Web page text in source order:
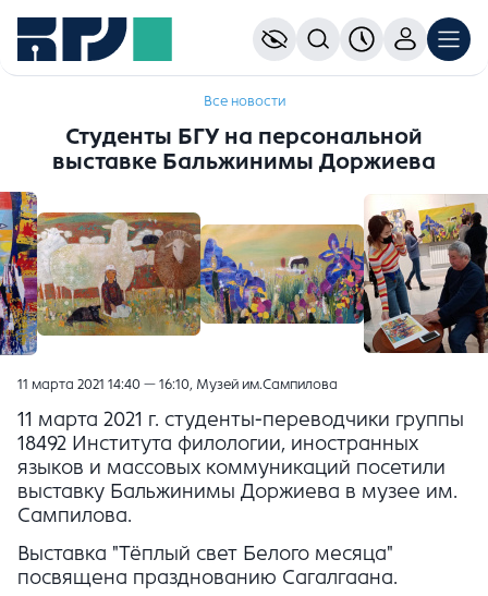
Все новости
Студенты БГУ на персональной
выставке Бальжинимы Доржиева
11 марта 2021 14:40 — 16:10, Музей им.Сампилова
11 марта 2021 г. студенты-переводчики группы
18492 Института филологии, иностранных
языков и массовых коммуникаций посетили
выставку Бальжинимы Доржиева в музее им.
Сампилова.
Выставка "Тёплый свет Белого месяца"
посвящена празднованию Сагалгаана.